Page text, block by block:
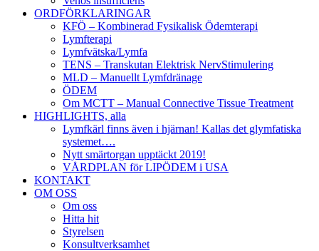
ORDFÖRKLARINGAR
KFÖ – Kombinerad Fysikalisk Ödemterapi
Lymfterapi
Lymfvätska/Lymfa
TENS – Transkutan Elektrisk NervStimulering
MLD – Manuellt Lymfdränage
ÖDEM
Om MCTT – Manual Connective Tissue Treatment
HIGHLIGHTS, alla
Lymfkärl finns även i hjärnan! Kallas det glymfatiska
systemet….
Nytt smärtorgan upptäckt 2019!
VÅRDPLAN för LIPÖDEM i USA
KONTAKT
OM OSS
Om oss
Hitta hit
Styrelsen
Konsultverksamhet